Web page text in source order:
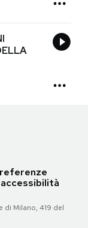
di Milano, 419 del